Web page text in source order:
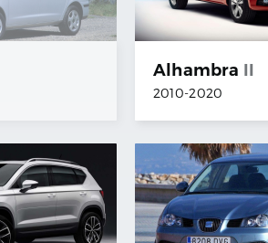
Alhambra II
2010-2020